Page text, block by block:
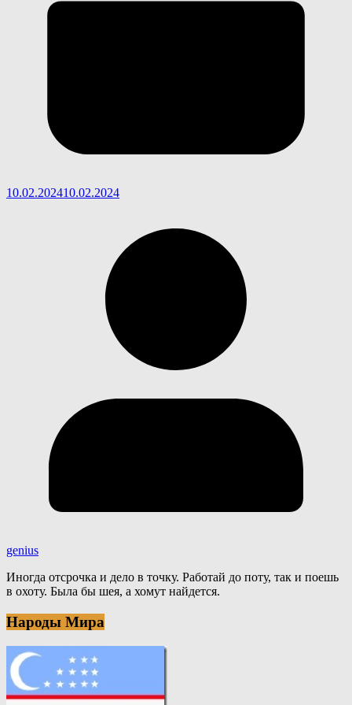
10.02.202410.02.2024
genius
Иногда отсрочка и дело в точку. Работай до поту, так и поешь
в охоту. Была бы шея, а хомут найдется.
Народы Мира